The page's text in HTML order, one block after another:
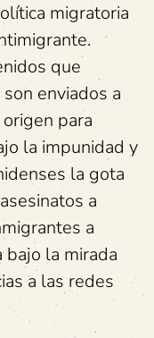
migratoria
que
enviados a
para
la impunidad y
la gota
a
a
bajo la mirada
a las redes